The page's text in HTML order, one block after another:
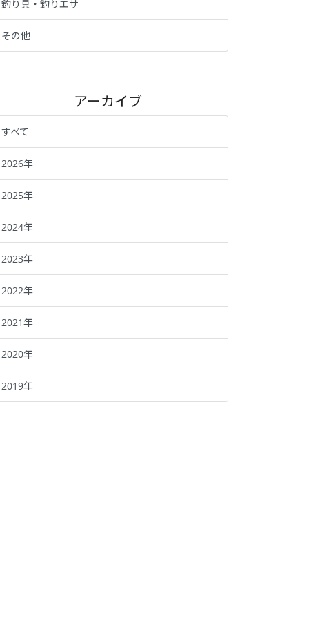
釣り具・釣りエサ
その他
アーカイブ
すべて
2026年
2025年
2024年
2023年
2022年
2021年
2020年
2019年